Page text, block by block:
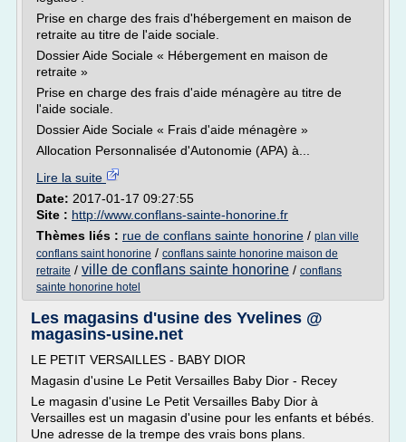
Prise en charge des frais d'hébergement en maison de
retraite au titre de l'aide sociale.
Dossier Aide Sociale « Hébergement en maison de
retraite »
Prise en charge des frais d'aide ménagère au titre de
l'aide sociale.
Dossier Aide Sociale « Frais d'aide ménagère »
Allocation Personnalisée d'Autonomie (APA) à...
Lire la suite
Date: 2017-01-17 09:27:55
Site : http://www.conflans-sainte-honorine.fr
Thèmes liés : rue de conflans sainte honorine / plan ville
conflans saint honorine / conflans sainte honorine maison de
retraite / ville de conflans sainte honorine / conflans
sainte honorine hotel
Les magasins d'usine des Yvelines @
magasins-usine.net
LE PETIT VERSAILLES - BABY DIOR
Magasin d'usine Le Petit Versailles Baby Dior - Recey
Le magasin d'usine Le Petit Versailles Baby Dior à
Versailles est un magasin d'usine pour les enfants et bébés.
Une adresse de la trempe des vrais bons plans.